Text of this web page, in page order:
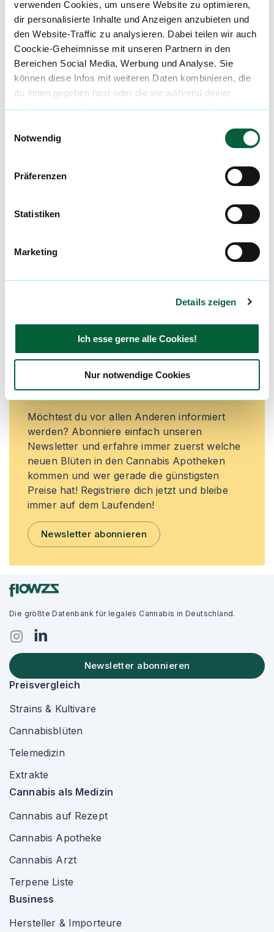
verwenden Cookies, um unsere Website zu optimieren,
dir personalisierte Inhalte und Anzeigen anzubieten und
den Website-Traffic zu analysieren. Dabei teilen wir auch
Coockie-Geheimnisse mit unseren Partnern in den
Bereichen Social Media, Werbung und Analyse. Sie
können diese Infos mit weiteren Daten kombinieren, die
du ihnen gegeben hast oder die sie während deiner
wilden Internet-Abenteuer gesammelt haben. Begleite
Notwendig
Präferenzen
Statistiken
Marketing
Details zeigen
Ich esse gerne alle Cookies!
Nur notwendige Cookies
91550 Dinkelsbühl
info@franken-blueten.de
Telefon: 09851 582215
Mach mit in der flowzz.com
Alle wichtigen Daten und Fakten - täglich
aktualisiert! Hilf uns mit Deinen Kommentaren
machen. Melde dich an, um dir deine
Preisreduktionen informiert zu werden und
Neue Cannabisblüten und die
besten Preise nicht mehr
verpassen!
Möchtest du vor allen Anderen informiert
werden? Abonniere einfach unseren
Newsletter und erfahre immer zuerst welche
neuen Blüten in den Cannabis Apotheken
kommen und wer gerade die günstigsten
Preise hat! Registriere dich jetzt und bleibe
immer auf dem Laufenden!
Newsletter abonnieren
Die größte Datenbank für legales Cannabis in Deutschland.
Newsletter abonnieren
Preisvergleich
Strains & Kultivare
Cannabisblüten
Telemedizin
Extrakte
Cannabis als Medizin
Cannabis auf Rezept
Cannabis Apotheke
Cannabis Arzt
Terpene Liste
Business
Hersteller & Importeure